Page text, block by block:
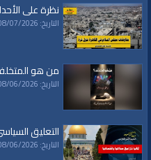
نظرة على الأحداث (596) مفاوضات مجلس السلام في
التاريخ: 08/07/2026
من هو
التاريخ: 08/06/2026
التعليق
التاريخ: 08/06/2026